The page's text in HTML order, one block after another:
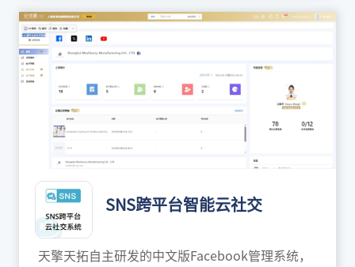
SNS跨平台智能云社交
天擎天拓自主研发的中文版Facebook管理系统，